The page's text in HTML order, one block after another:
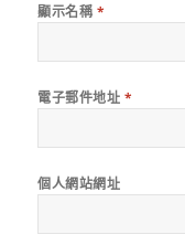
顯示名稱 *
電子郵件地址 *
個人網站網址